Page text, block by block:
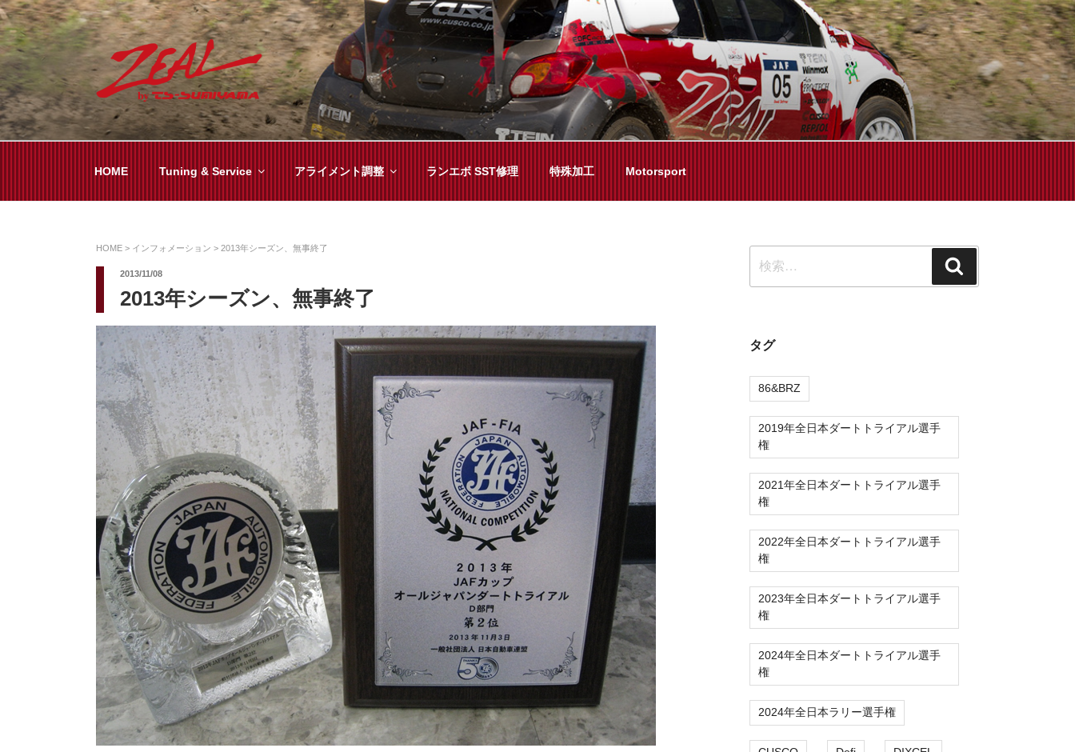
コ
ン
テ
ン
ツ
へ
ス
ZEAL BY TS-SUMIYAMA
オイル交換や車検といった日常メンテから各種チューニングまで、車に関することならジャンルフリーでお任せください!
HOME Tuning & Service アライメント調整 ランエボ SST修理 特殊加工 Motorsport
HOME > インフォメーション > 2013年シーズン、無事終了
2013/11/08
2013年シーズン、無事終了
索:
索
タグ
86&BRZ
2019年全日本ダートトライアル選手
権
2021年全日本ダートトライアル選手
権
2022年全日本ダートトライアル選手
権
2023年全日本ダートトライアル選手
権
2024年全日本ダートトライアル選手
権
2024年全日本ラリー選手権